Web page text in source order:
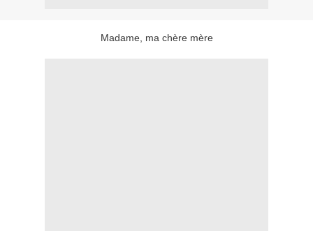
Madame, ma chère mère